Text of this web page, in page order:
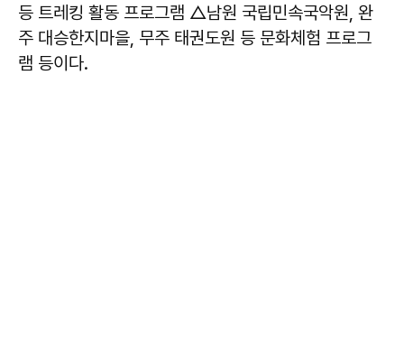
등 트레킹 활동 프로그램 △남원 국립민속국악원, 완
주 대승한지마을, 무주 태권도원 등 문화체험 프로그
램 등이다.